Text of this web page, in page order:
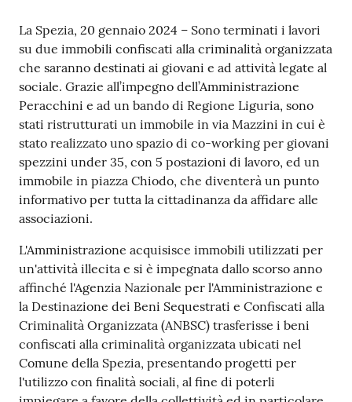
f
i
c
a
t
i
A
n
a
g
r
f
i
c
i
o
n
l
i
Contenuto
La Spezia, 20 gennaio 2024 – Sono terminati i lavori
su due immobili confiscati alla criminalità organizzata
che saranno destinati ai giovani e ad attività legate al
sociale. Grazie all’impegno dell’Amministrazione
Peracchini e ad un bando di Regione Liguria, sono
stati ristrutturati un immobile in via Mazzini in cui è
stato realizzato uno spazio di co-working per giovani
spezzini under 35, con 5 postazioni di lavoro, ed un
immobile in piazza Chiodo, che diventerà un punto
informativo per tutta la cittadinanza da affidare alle
associazioni.
L'Amministrazione acquisisce immobili utilizzati per
un'attività illecita e si è impegnata dallo scorso anno
affinché l'Agenzia Nazionale per l'Amministrazione e
la Destinazione dei Beni Sequestrati e Confiscati alla
Criminalità Organizzata (ANBSC) trasferisse i beni
confiscati alla criminalità organizzata ubicati nel
Comune della Spezia, presentando progetti per
l'utilizzo con finalità sociali, al fine di poterli